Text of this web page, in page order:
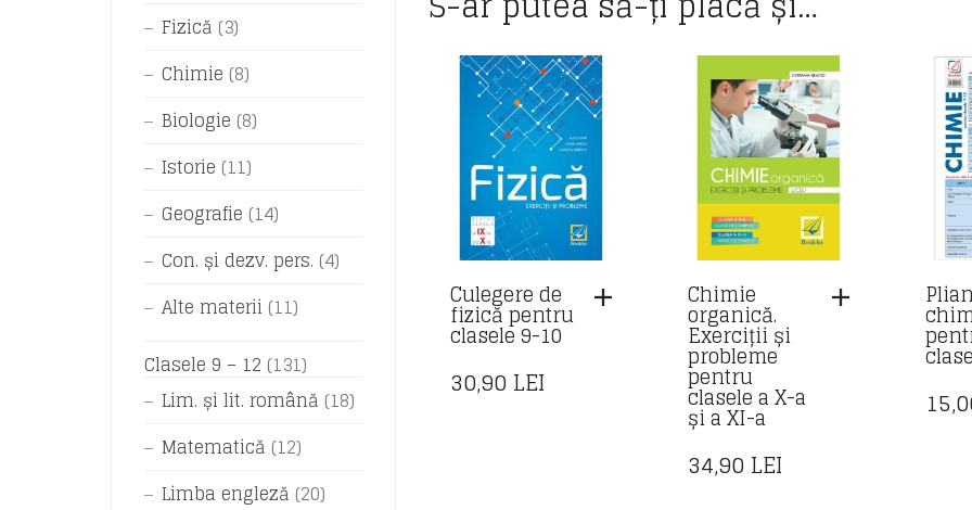
Culegere de
fizică pentru
clasele 9-10
30,90 LEI
Chimie
organică.
Exerciții și
probleme
pentru
clasele a X-a
și a XI-a
34,90 LEI
Fizică (3)
Chimie (8)
Biologie (8)
Istorie (11)
Geografie (14)
Con. și dezv. pers. (4)
Alte materii (11)
Clasele 9 – 12 (131)
Lim. și lit. română (18)
Matematică (12)
Limba engleză (20)